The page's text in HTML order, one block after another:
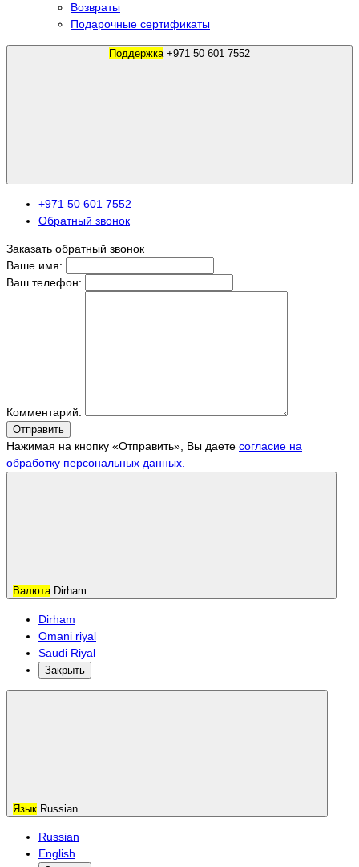
Возвраты
Подарочные сертификаты
Поддержка
+971 50 601 7552
Обратный звонок
Заказать обратный звонок
Ваше имя:
Ваш телефон:
Комментарий:
Отправить
Нажимая на кнопку «Отправить», Вы даете согласие на
обработку персональных данных.
Валюта Dirham
Dirham
Omani riyal
Saudi Riyal
Закрыть
Язык Russian
Russian
English